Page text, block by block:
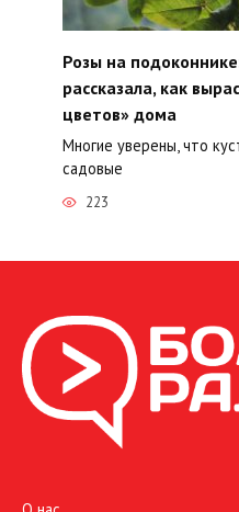
Розы на
рассказала, как
цветов» дома
Многие уверены, что
садовые
223